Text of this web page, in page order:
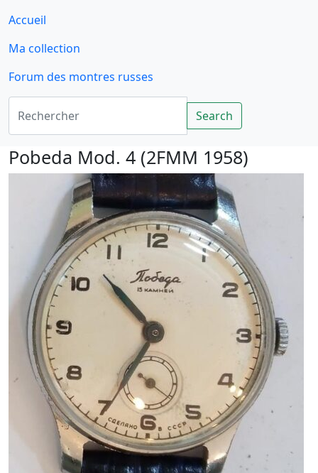
Accueil
Ma collection
Forum des montres russes
Rechercher
Search
Pobeda Mod. 4 (2FMM 1958)